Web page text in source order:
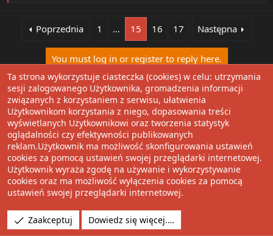
s
:
Poprzednia 1 … 15 16 17 Następna
You must log in or register to reply here.
Udostępnij: Facebook
TwitterRedditPinterest
TumblrWhatsApp
Umieść
Nierząd
Polski
Pomoc
Ta strona wykorzystuje ciasteczka (cookies) w celu: utrzymania
sesji zalogowanego Użytkownika, gromadzenia informacji
związanych z korzystaniem z serwisu, ułatwienia
Użytkownikom korzystania z niego, dopasowania treści
wyświetlanych Użytkownikowi oraz tworzenia statystyk
oglądalności czy efektywności publikowanych
reklam.Użytkownik ma możliwość skonfigurowania ustawień
cookies za pomocą ustawień swojej przeglądarki internetowej.
Użytkownik wyraża zgodę na używanie i wykorzystywanie
cookies oraz ma możliwość wyłączenia cookies za pomocą
ustawień swojej przeglądarki internetowej.
Zaakceptuj Dowiedz się więcej.…